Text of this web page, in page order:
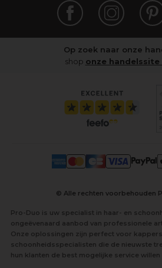
Op zoek naar onze
shop onze handelssite
© Alle rechten voorbehouden
Pro-Duo is uw specialist in haar- en
ongeëvenaard aanbod van professionele
Onze oplossingen zijn perfect voor
schoonheidsspecialisten die de nieuwste
hun klanten de best mogelijke service willen